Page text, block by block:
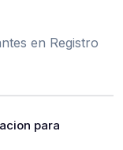
para